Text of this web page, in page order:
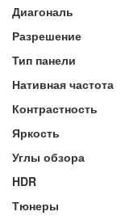
Диагональ
Разрешение
Тип панели
Нативная частота
Контрастность
Яркость
Углы обзора
HDR
Тюнеры